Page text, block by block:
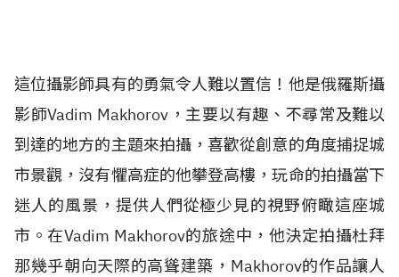
這位攝影師具有的勇氣令人難以置信！他是俄羅斯攝
影師Vadim Makhorov，主要以有趣、不尋常及難以
到達的地方的主題來拍攝，喜歡從創意的角度捕捉城
市景觀，沒有懼高症的他攀登高樓，玩命的拍攝當下
迷人的風景，提供人們從極少見的視野俯瞰這座城
市。在Vadim Makhorov的旅途中，他決定拍攝杜拜
那幾乎朝向天際的高聳建築，Makhorov的作品讓人